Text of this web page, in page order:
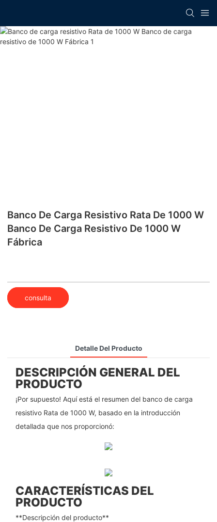
Banco De Carga Resistivo Rata De 1000 W
Banco De Carga Resistivo De 1000 W
Fábrica
consulta
Detalle Del Producto
DESCRIPCIÓN GENERAL DEL
PRODUCTO
¡Por supuesto! Aquí está el resumen del banco de carga
resistivo Rata de 1000 W, basado en la introducción
detallada que nos proporcionó:
CARACTERÍSTICAS DEL
PRODUCTO
**Descripción del producto**